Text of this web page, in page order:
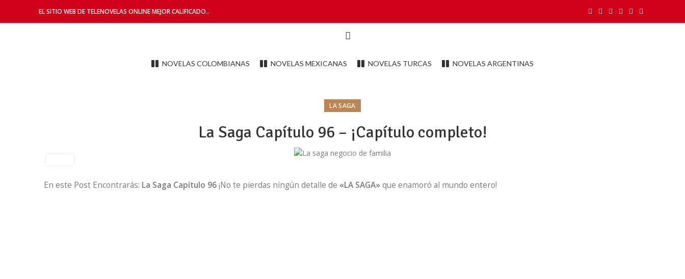
EL SITIO WEB DE TELENOVELAS ONLINE MEJOR CALIFICADO..
NOVELAS COLOMBIANAS NOVELAS MEXICANAS NOVELAS TURCAS NOVELAS ARGENTINAS
LA SAGA
La Saga Capítulo 96 – ¡Capítulo completo!
En este Post Encontrarás: La Saga Capítulo 96¡No te pierdas ningún detalle de «LA SAGA»que enamoró al mundo entero!